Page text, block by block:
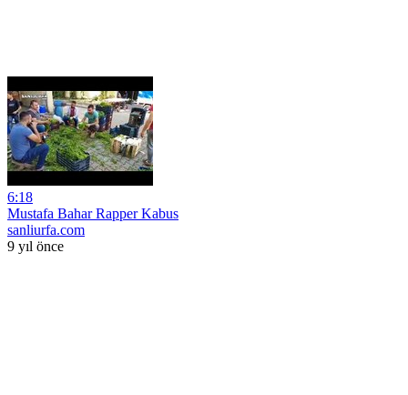
6:18
Mustafa Bahar Rapper Kabus
sanliurfa.com
9 yıl önce